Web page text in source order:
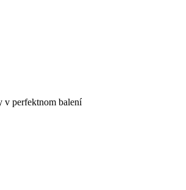
v perfektnom balení